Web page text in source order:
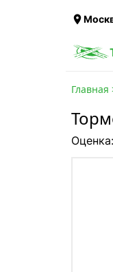

Главная
Оценка: